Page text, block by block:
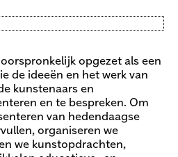
opgezet als een
de ideeën en het werk van
kunstenaars en
en te bespreken. Om
van hedendaagse
organiseren we
we kunstopdrachten,